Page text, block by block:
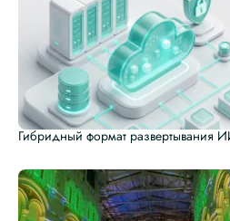
Гибридный формат развертывания